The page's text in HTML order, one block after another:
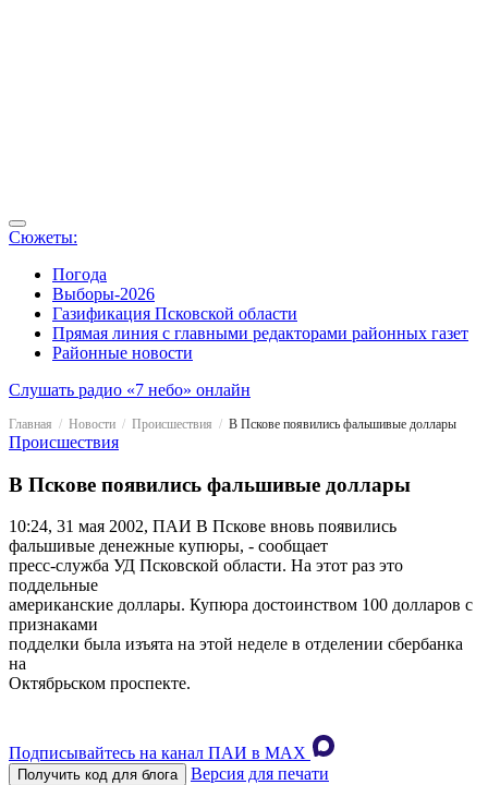
Сюжеты:
Погода
Выборы-2026
Газификация Псковской области
Прямая линия с главными редакторами районных газет
Районные новости
Слушать радио «7 небо» онлайн
Главная Новости Происшествия В Пскове появились фальшивые доллары
Происшествия
В Пскове появились фальшивые доллары
10:24, 31 мая 2002, ПАИ В Пскове вновь появились
фальшивые денежные купюры, - сообщает
пресс-служба УД Псковской области. На этот раз это
поддельные
американские доллары. Купюра достоинством 100 долларов с
признаками
подделки была изъята на этой неделе в отделении сбербанка
на
Октябрьском проспекте.
Подписывайтесь на канал ПАИ в MAХ
Получить код для блога
Версия для печати